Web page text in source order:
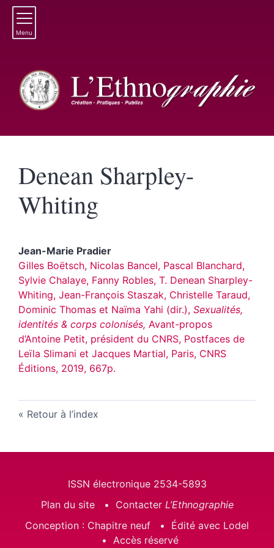
Menu
Denean Sharpley-
Whiting
Jean-Marie Pradier
Gilles Boëtsch, Nicolas Bancel, Pascal Blanchard,
Sylvie Chalaye, Fanny Robles, T. Denean Sharpley-
Whiting, Jean-François Staszak, Christelle Taraud,
Dominic Thomas et Naïma Yahi (dir.), Sexualités,
identités & corps colonisés, Avant-propos
d’Antoine Petit, président du CNRS, Postfaces de
Leïla Slimani et Jacques Martial, Paris, CNRS
Éditions, 2019, 667p.
Retour à l’index
ISSN électronique 2534-5893
Plan du site
Contacter L’Ethnographie
Conception : Chapitre neuf
Édité avec Lodel
Accès réservé